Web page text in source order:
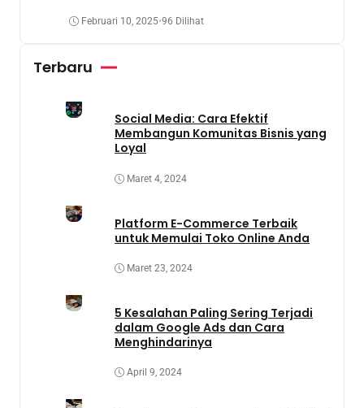
Memanfaatkan Lahan Yang Terbengkalai
Februari 10, 2025•96 Dilihat
Terbaru
Social Media: Cara Efektif
Membangun Komunitas Bisnis yang
Loyal
Maret 4, 2024
Platform E-Commerce Terbaik
untuk Memulai Toko Online Anda
Maret 23, 2024
5 Kesalahan Paling Sering Terjadi
dalam Google Ads dan Cara
Menghindarinya
April 9, 2024